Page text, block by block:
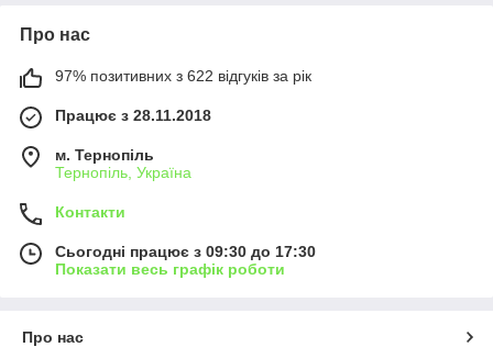
Про нас
97% позитивних з 622 відгуків за рік
Працює з 28.11.2018
м. Тернопіль
Тернопіль, Україна
Контакти
Сьогодні працює з 09:30 до 17:30
Показати весь графік роботи
Про нас